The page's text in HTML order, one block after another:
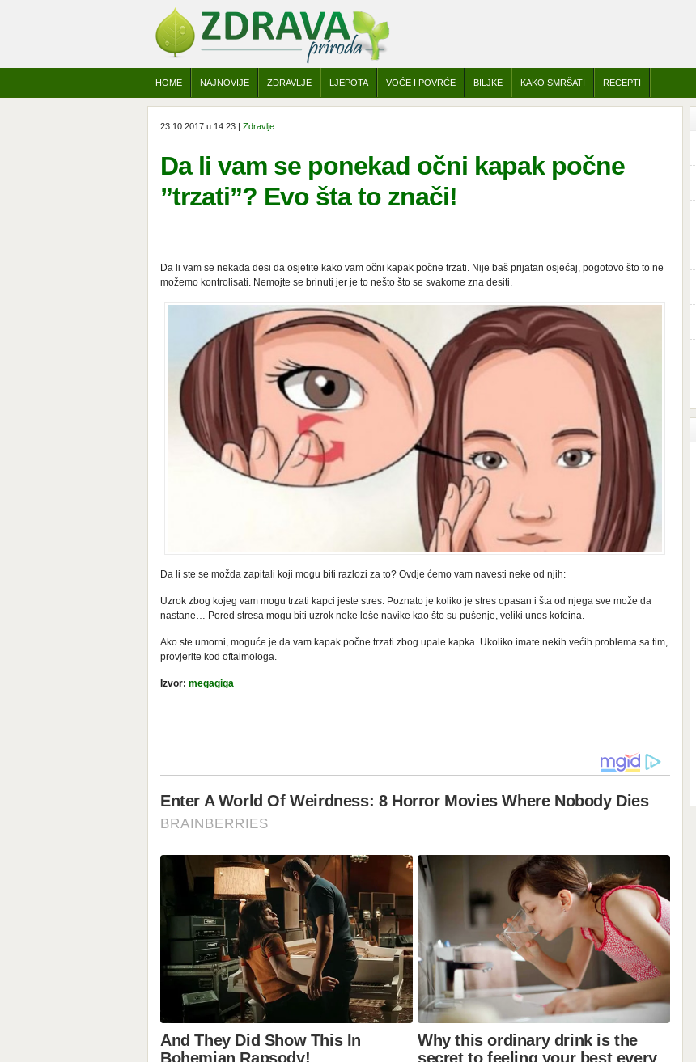
HOME NAJNOVIJE ZDRAVLJE LJEPOTA VOĆE I POVRĆE BILJKE KAKO SMRŠATI RECEPTI
23.10.2017 u 14:23 | Zdravlje
Da li vam se ponekad očni kapak počne
”trzati”? Evo šta to znači!
Da li vam se nekada desi da osjetite kako vam očni kapak počne trzati. Nije baš prijatan osjećaj, pogotovo što to ne
možemo kontrolisati. Nemojte se brinuti jer je to nešto što se svakome zna desiti.
Da li ste se možda zapitali koji mogu biti razlozi za to? Ovdje ćemo vam navesti neke od njih:
Uzrok zbog kojeg vam mogu trzati kapci jeste stres. Poznato je koliko je stres opasan i šta od njega sve može da
nastane… Pored stresa mogu biti uzrok neke loše navike kao što su pušenje, veliki unos kofeina.
Ako ste umorni, moguće je da vam kapak počne trzati zbog upale kapka. Ukoliko imate nekih većih problema sa tim,
provjerite kod oftalmologa.
Izvor: megagiga